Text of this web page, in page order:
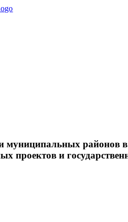
муниципальных
проектов и